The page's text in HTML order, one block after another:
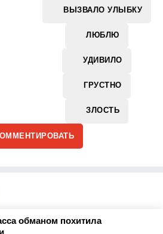
ВЫЗВАЛО УЛЫБКУ
ЛЮБЛЮ
УДИВИЛО
ГРУСТНО
ЗЛОСТЬ
обманом похитила